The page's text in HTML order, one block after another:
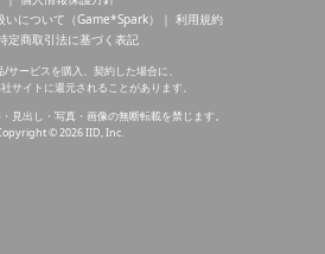
について（Game*Spark）
利用規約
定商取引法に基づく表記
サービスを購入、契約した場合に、
サイトに還元されることがあります。
見出し・写真・画像の無断転載を禁じます。
© 2026 IID, Inc.